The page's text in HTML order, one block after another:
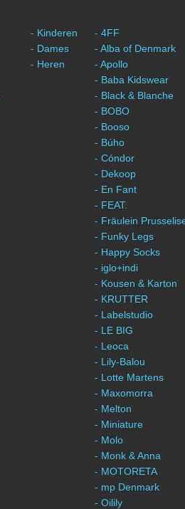
- Kinderen
- Dames
- Heren
- 4FF
- Alba of Denmark
- Apollo
- Baba Kidswear
- Black & Blanche
- BOBO
- Booso
- Búho
- Cóndor
- Dekoop
- En Fant
- FEAT.
- Fräulein
- Funky Legs
- Happy Socks
- iglo+indi
- Kousen & Karton
- KRUTTER
- Labelstudio
- LE BIG
- Leoca
- Lily-Balou
- Lotte Martens
- Maxomorra
- Melton
- Miniature
- Molo
- Monk & Anna
- MOTORETA
- mp Denmark
- Oilily